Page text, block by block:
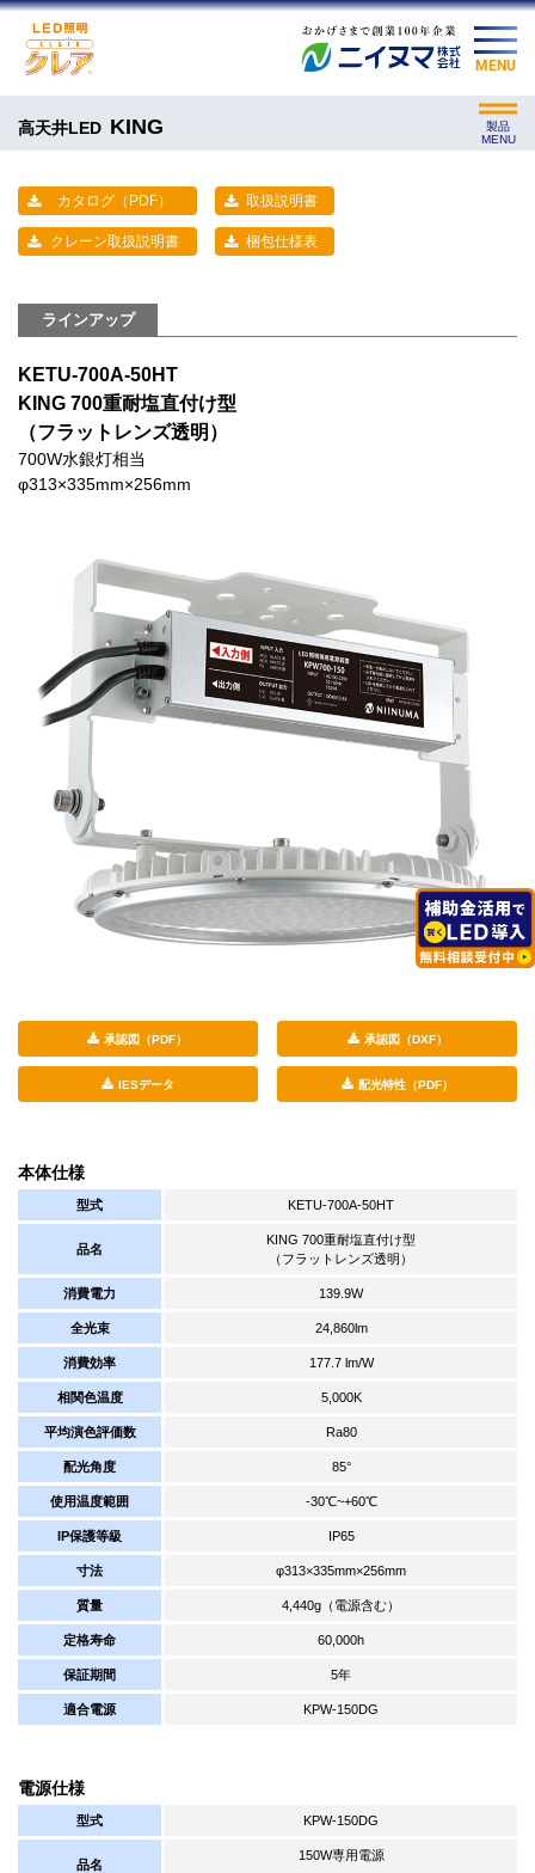
MENU
高天井LED KING
製品
MENU
カタログ（PDF） 取扱説明書
クレーン取扱説明書 梱包仕様表
ラインアップ
KETU-700A-50HT
KING 700重耐塩直付け型
（フラットレンズ透明）
700W水銀灯相当
φ313×335mm×256mm
承認図（PDF） 承認図（DXF）
IESデータ 配光特性（PDF）
本体仕様
型式 KETU-700A-50HT
品名
KING 700重耐塩直付け型
（フラットレンズ透明）
消費電力 139.9W
全光束 24,860lm
消費効率 177.7 lm/W
相関色温度 5,000K
平均演色評価数 Ra80
配光角度 85°
使用温度範囲 -30℃~+60℃
IP保護等級 IP65
寸法 φ313×335mm×256mm
質量 4,440g（電源含む）
定格寿命 60,000h
保証期間 5年
適合電源 KPW-150DG
電源仕様
型式 KPW-150DG
品名
150W専用電源